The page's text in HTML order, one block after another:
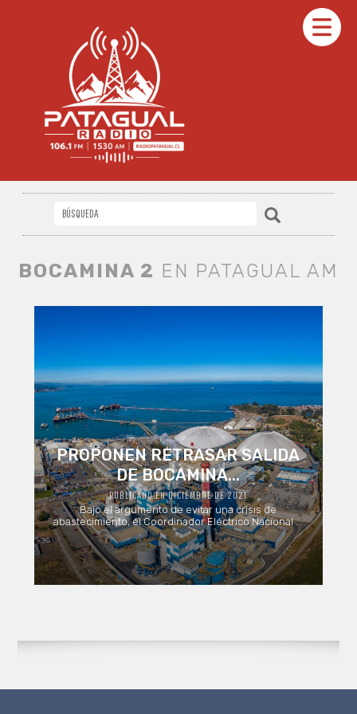
BOCAMINA 2 EN PATAGUAL AM
PROPONEN RETRASAR SALIDA
DE BOCAMINA...
PUBLICADO EN DICIEMBRE DE 2021
Bajo el argumento de evitar una crisis de
abastecimiento, el Coordinador Eléctrico Nacional ...